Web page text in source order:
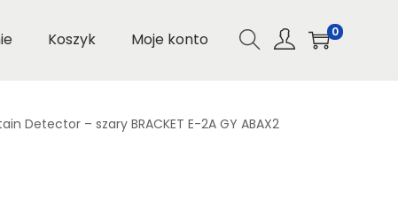
Koszyk Moje konto 0
Detector – szary BRACKET E-2A GY ABAX2